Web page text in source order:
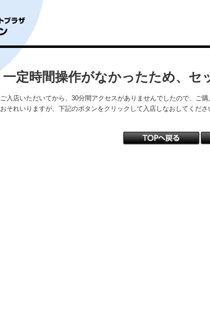
一定時間操作がなかったため、セ
ご入店いただいてから、30分間アクセスがありませんでしたので、ご
おそれいりますが、下記のボタンをクリックして入店しなおしてくださ